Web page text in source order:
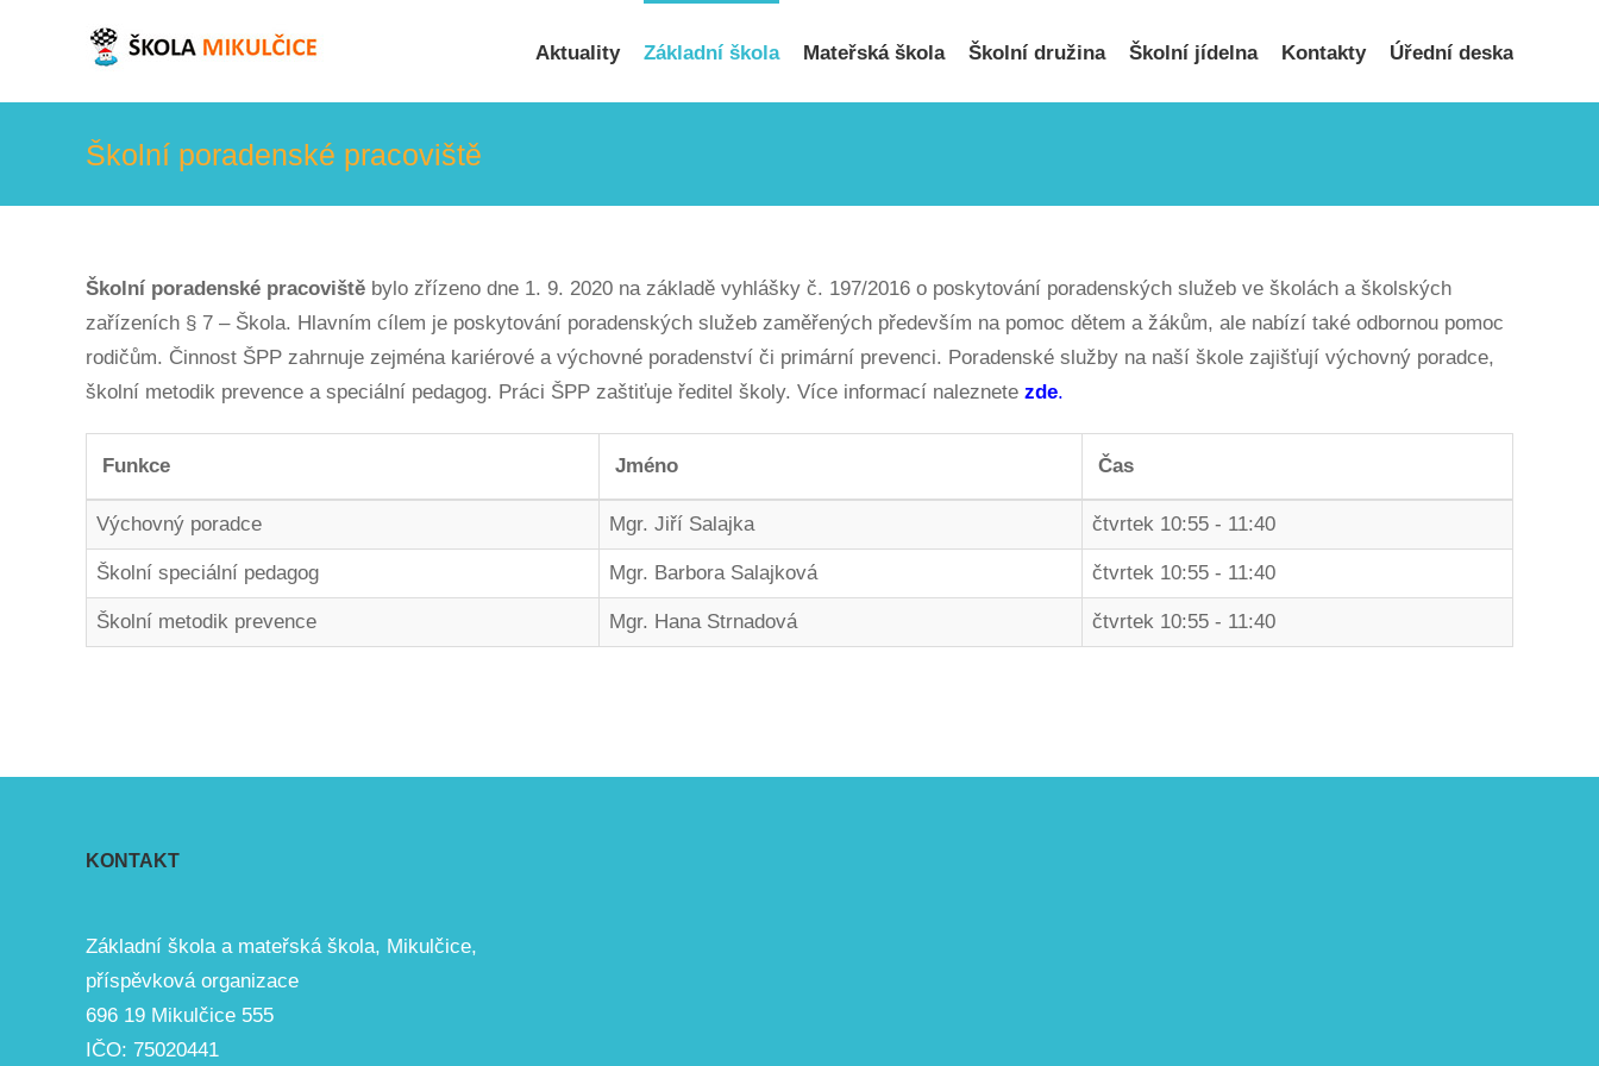
...
Aktuality Základní škola Mateřská škola Školní družina Školní jídelna Kontakty Úřední deska
Školní poradenské pracoviště
Školní poradenské pracoviště bylo zřízeno dne 1. 9. 2020 na základě vyhlášky č. 197/2016 o poskytování poradenských služeb ve školách a školských
zařízeních § 7 – Škola. Hlavním cílem je poskytování poradenských služeb zaměřených především na pomoc dětem a žákům, ale nabízí také odbornou pomoc
rodičům. Činnost ŠPP zahrnuje zejména kariérové a výchovné poradenství či primární prevenci. Poradenské služby na naší škole zajišťují výchovný poradce,
školní metodik prevence a speciální pedagog. Práci ŠPP zaštiťuje ředitel školy. Více informací naleznete zde.
Funkce Jméno Čas
Výchovný poradce Mgr. Jiří Salajka čtvrtek 10:55 - 11:40
Školní speciální pedagog Mgr. Barbora Salajková čtvrtek 10:55 - 11:40
Školní metodik prevence Mgr. Hana Strnadová čtvrtek 10:55 - 11:40
KONTAKT
Základní škola a mateřská škola, Mikulčice,
příspěvková organizace
696 19 Mikulčice 555
IČO: 75020441